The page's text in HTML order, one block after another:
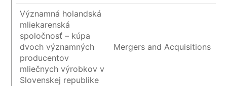
Významná holandská
mliekarenská
spoločnosť – kúpa
dvoch významných
producentov
mliečnych výrobkov v
Slovenskej republike
Mergers and Acquisitions